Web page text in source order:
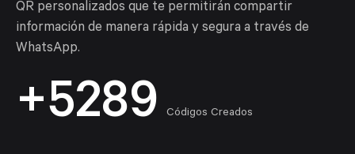
QR personalizados que te permitirán compartir
información de manera rápida y segura a través de
WhatsApp.
+5289 Códigos Creados